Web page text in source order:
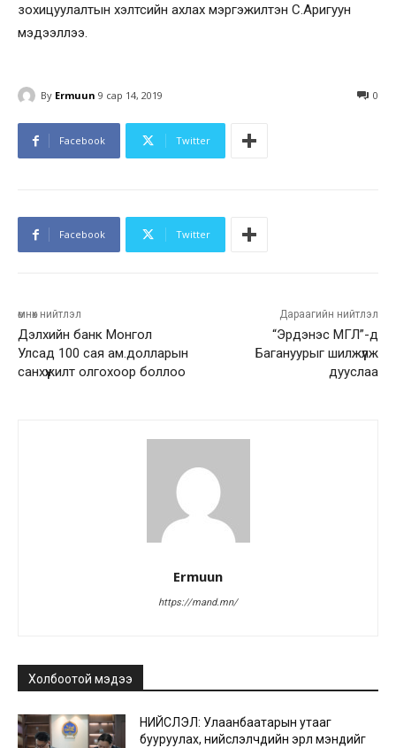
зохицуулалтын хэлтсийн ахлах мэргэжилтэн С.Аригуун
мэдээллээ.
By Ermuun 9 сар 14, 2019 0
Facebook Twitter
Facebook Twitter
өмнөх нийтлэл
Дэлхийн банк Монгол
Улсад 100 сая ам.долларын
санхүүжилт олгохоор боллоо
Дараагийн нийтлэл
“Эрдэнэс МГЛ”-д
Багануурыг шилжүүлж
дууслаа
Ermuun
https://mand.mn/
Холбоотой мэдээ
НИЙСЛЭЛ: Улаанбаатарын утааг
бууруулах, нийслэлчүүдийн эрүүл мэндийг